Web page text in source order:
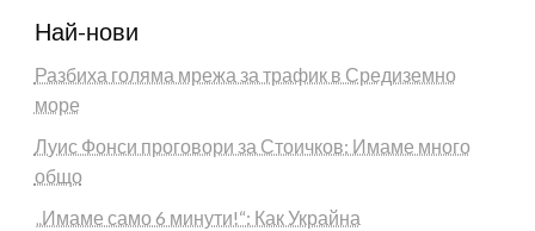
Най-нови
Разбиха голяма мрежа за трафик в Средиземно
море
Луис Фонси проговори за Стоичков: Имаме много
общо
„Имаме само 6 минути!“: Как Украйна